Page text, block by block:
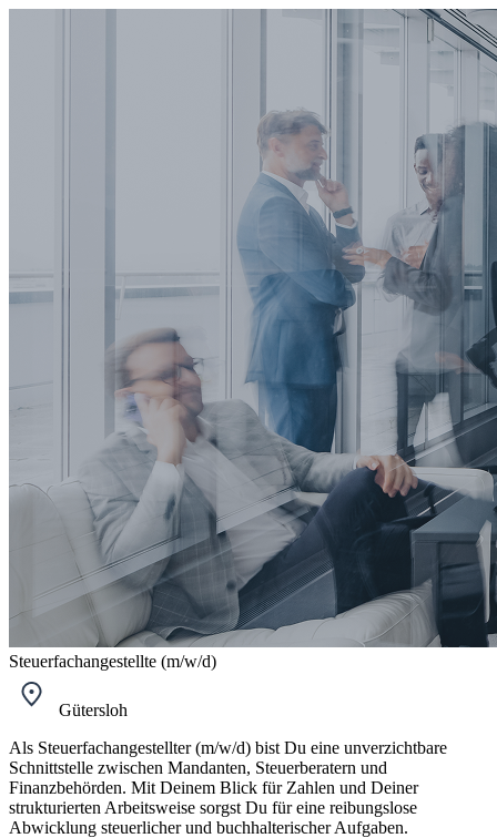
Steuerfachangestellte (m/w/d)
Gütersloh
Als Steuerfachangestellter (m/w/d) bist Du eine unverzichtbare
Schnittstelle zwischen Mandanten, Steuerberatern und
Finanzbehörden. Mit Deinem Blick für Zahlen und Deiner
strukturierten Arbeitsweise sorgst Du für eine reibungslose
Abwicklung steuerlicher und buchhalterischer Aufgaben.